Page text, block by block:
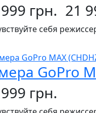
грн. 21
себя
GoPro
грн.